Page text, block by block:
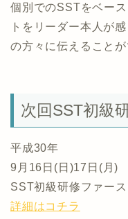
個別でのSSTをベー
トをリーダー本人が
の方々に伝えること
次回SST初級
平成30年
9月16日(日)17日(月)
SST初級研修ファー
詳細はコチラ